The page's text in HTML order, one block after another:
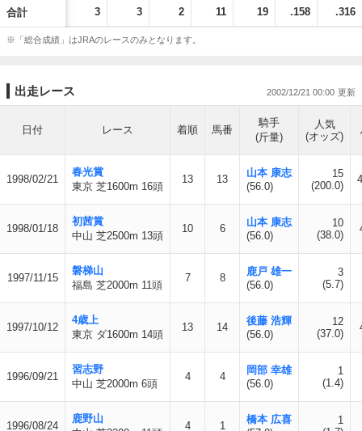
合計 3 3 2 11 19 .158 .316
※「総合成績」はJRAのレースのみとなります。
出走レース 2002/12/21 00:00
日付 レース 着順 馬番
騎手
(斤量)
人気
(オッズ)
1998/02/21
春光賞
東京 芝1600m 16頭
13 13
山本 康志
(56.0)
15
(200.0)
1998/01/18
初茜賞
中山 芝2500m 13頭
10 6
山本 康志
(56.0)
10
(38.0)
1997/11/15
磐梯山
福島 芝2000m 11頭
7 8
鹿戸 雄一
(56.0)
3
(5.7)
1997/10/12
4歳上
東京 ダ1600m 14頭
13 14
後藤 浩輝
(56.0)
12
(37.0)
1996/09/21
習志野
中山 芝2000m 6頭
4 4
岡部 幸雄
(56.0)
1
(1.4)
1996/08/24
鹿野山
4 1
橋本 広喜
1